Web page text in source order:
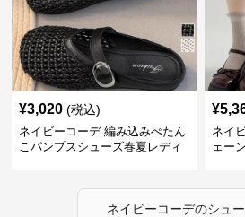
¥3,020 (税込)
ネイビーコーデ 編み込みぺたん
こパンプスシューズ春夏レディ
¥
ネイ
ェー
ネイビーコーデのシュ